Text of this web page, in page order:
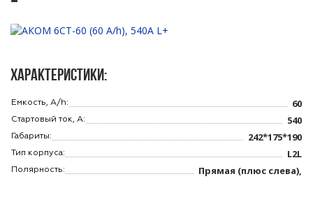
Характеристики:
Емкость, A/h: 60
Стартовый ток, A: 540
Габариты: 242*175*190
Тип корпуса: L2L
Полярность: Прямая (плюс слева),